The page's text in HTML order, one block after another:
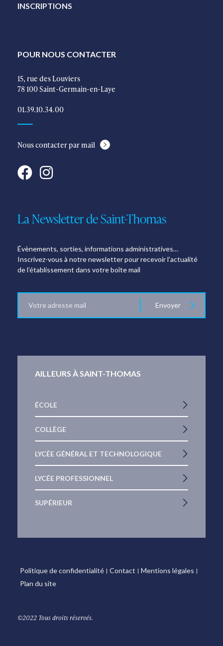
INSCRIPTIONS
POUR NOUS CONTACTER
15, rue des Louviers
78 100 Saint-Germain-en-Laye
01.39.10.34.00
Nous contacter par mail
La Newsletter de Saint-Thomas
Évènements, sorties, informations administratives…
Inscrivez-vous à notre newsletter pour recevoir l’actualité
de l’établissement dans votre boîte mail
mail
Envoyer
AILLEURS À SAINT-THOMAS
ÉCOLE
COLLÈGE
LYCÉE GÉNÉRAL ET TECHNOLOGIQUE
LYCÉE PROFESSIONNEL
SUPÉRIEUR
Politique de confidentialité Contact
Mentions légales
Plan du site
©2022 Tous droits réservés.